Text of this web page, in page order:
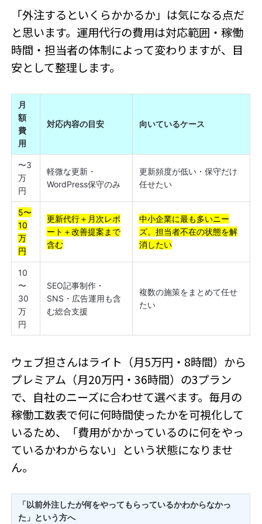
「外注するといくらかかるか」は気になる点だ
と思います。運用代行の費用は対応範囲・稼働
時間・担当者の体制によって変わりますが、目
安として整理します。
月
額
費
用
対応内容の目安 向いているケース
〜3
万
円
軽微な更新・
WordPress保守のみ
更新頻度が低い・保守だけ
任せたい
5〜
10
万
円
更新代行＋月次レポ
ート＋改善提案まで
含む
中小企業に最も多いニー
ズ。担当者不在の状態を解
消したい
10
〜
30
万
円
SEO記事制作・
SNS・広告運用も含
む総合支援
複数の施策をまとめて任せ
たい
ウェブ担さんはライト（月5万円・8時間）から
プレミアム（月20万円・36時間）の3プラン
で、自社のニーズに合わせて選べます。毎月の
稼働工数表で何に何時間使ったかを可視化して
いるため、「費用がかかっているのに何をやっ
ているかわからない」という状態になりませ
ん。
「以前外注したが何をやってもらっているかわからなかっ
た」という方へ